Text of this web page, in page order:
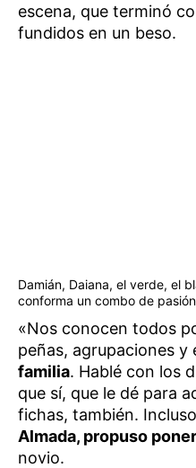
escena, que terminó
fundidos en un beso.
Damián, Daiana, el verde, el
conforma un combo de
«Nos conocen todos
peñas, agrupaciones y
familia. Hablé con los
que sí, que le dé para
fichas, también. Incluso
Almada, propuso
novio.